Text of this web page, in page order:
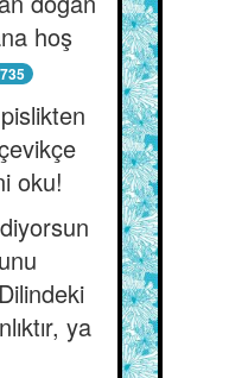
hoş
oku!
ya